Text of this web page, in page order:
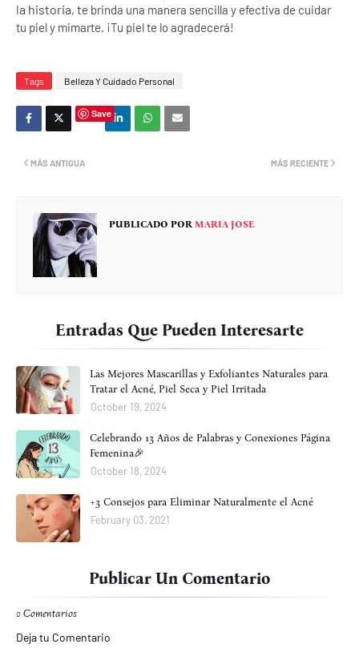
la historia, te brinda una manera sencilla y efectiva de cuidar
tu piel y mimarte. ¡Tu piel te lo agradecerá!
Tags Belleza Y Cuidado Personal
Save
MÁS RECIENTE
MÁS ANTIGUA
PUBLICADO POR MARIA JOSE
Entradas Que Pueden Interesarte
Las Mejores Mascarillas y Exfoliantes Naturales para
Tratar el Acné, Piel Seca y Piel Irritada
October 19, 2024
Celebrando 13 Años de Palabras y Conexiones Página
Femenina🎉
October 18, 2024
+3 Consejos para Eliminar Naturalmente el Acné
February 03, 2021
Publicar Un Comentario
0 Comentarios
Deja tu Comentario